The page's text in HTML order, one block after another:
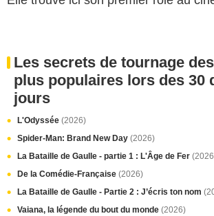
Les secrets de tournage
plus populaires lors des 30
jours
L'Odyssée (2026)
Spider-Man: Brand New Day (2026)
La Bataille de Gaulle - partie 1 : L'Âge de Fer
De la Comédie-Française (2026)
La Bataille de Gaulle - Partie 2 : J’écris ton nom
Vaiana, la légende du bout du monde (2026)